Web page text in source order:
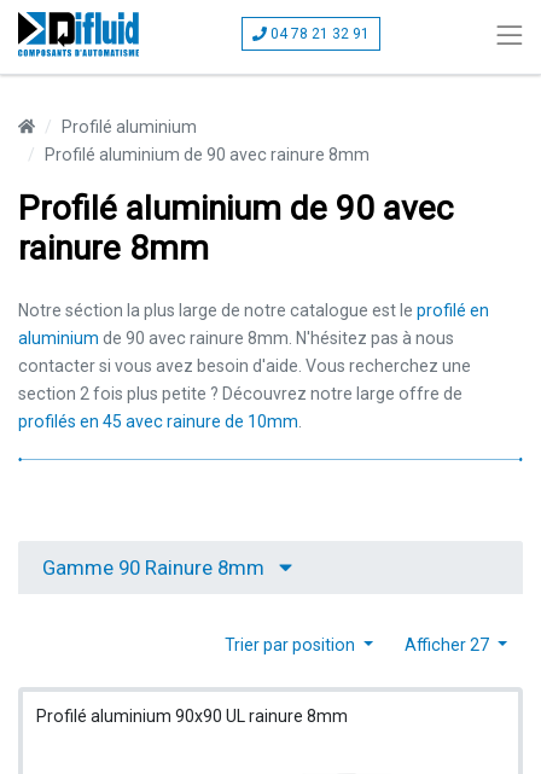
04 78 21 32 91
Profilé aluminium
Profilé aluminium de 90 avec rainure 8mm
Profilé aluminium de 90 avec
rainure 8mm
Notre séction la plus large de notre catalogue est le profilé en
aluminium de 90 avec rainure 8mm. N'hésitez pas à nous
contacter si vous avez besoin d'aide. Vous recherchez une
section 2 fois plus petite ? Découvrez notre large offre de
profilés en 45 avec rainure de 10mm
Gamme 90 Rainure 8mm
Afficher 27
Trier par position
Profilé aluminium 90x90 UL rainure 8mm